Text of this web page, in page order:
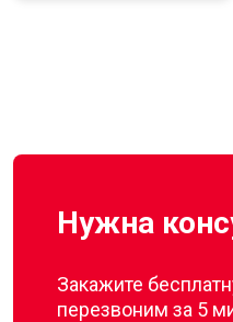
Нужна
Закажите
перезвоним за 5